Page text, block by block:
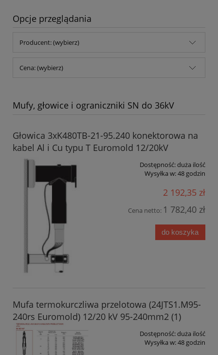
Opcje przeglądania
Producent: (wybierz)
Cena: (wybierz)
Mufy, głowice i ograniczniki SN do 36kV
Głowica 3xK480TB-21-95.240 konektorowa na
kabel Al i Cu typu T Euromold 12/20kV
Dostępność:duża ilość
Wysyłka w:48 godzin
2 192,35 zł
Cena netto: 1 782,40 zł
do koszyka
Mufa termokurczliwa przelotowa (24JTS1.M95-
240rs Euromold) 12/20 kV 95-240mm2 (1)
Dostępność:duża ilość
Wysyłka w:48 godzin